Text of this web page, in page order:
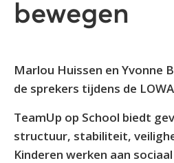
bewegen
Marlou Huissen en Yvonne
de sprekers tijdens de
TeamUp op School biedt
structuur, stabiliteit,
Kinderen werken aan